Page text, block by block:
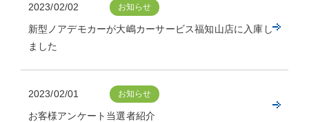
2023/02/02 お知らせ
新型ノアデモカーが大嶋カーサービス福知山店に入庫し
ました
2023/02/01 お知らせ
お客様アンケート当選者紹介